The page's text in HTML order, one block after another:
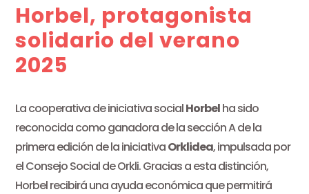
Horbel, protagonista
solidario del verano
2025
La cooperativa de iniciativa socialHorbelha sido
reconocida como ganadora de la sección A de la
primera edición de la iniciativaOrklidea, impulsada por
el Consejo Social de Orkli. Gracias a esta distinción,
Horbel recibirá una ayuda económica que permitirá